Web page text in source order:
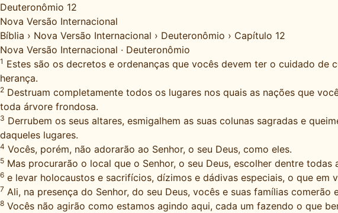
Deuteronômio 12
Nova Versão Internacional
Bíblia › Nova Versão Internacional › Deuteronômio › Capítulo 12
Nova Versão Internacional · Deuteronômio
1 Estes são os decretos e ordenanças que vocês devem ter o cuidado de
herança.
2 Destruam completamente todos os lugares nos quais as nações que
toda árvore frondosa.
3 Derrubem os seus altares, esmigalhem as suas colunas sagradas e
daqueles lugares.
4 Vocês, porém, não adorarão ao Senhor, o seu Deus, como eles.
5 Mas procurarão o local que o Senhor, o seu Deus, escolher dentre
6 e levar holocaustos e sacrifícios, dízimos e dádivas especiais, o que
7 Ali, na presença do Senhor, do seu Deus, vocês e suas famílias
8 Vocês não agirão como estamos agindo aqui, cada um fazendo o que